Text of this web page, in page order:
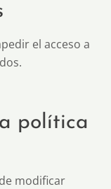
el acceso a
política
modificar